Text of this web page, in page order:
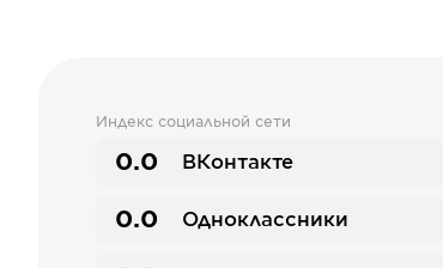
Индекс социальной сети
0.0 ВКонтакте
0.0 Одноклассники